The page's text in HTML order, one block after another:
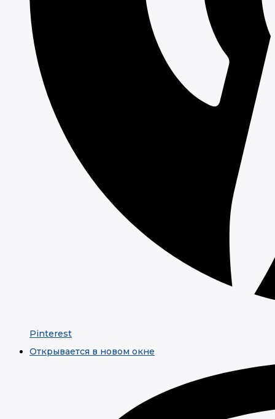
Pinterest
Открывается в новом окне